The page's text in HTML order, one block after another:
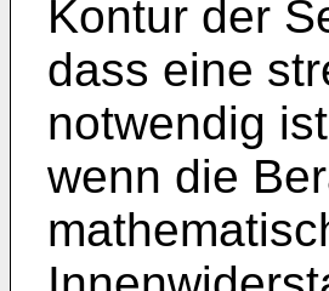
Kontur der
dass eine
notwendig
wenn die